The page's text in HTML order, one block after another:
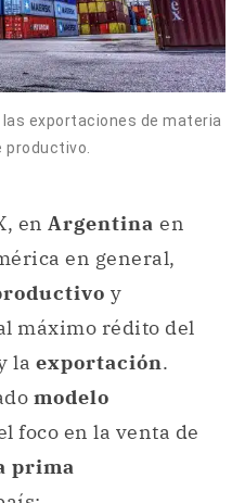
productivo.
enArgentinaen
en general,
laexportación.
modelo
foco en la venta de
prima